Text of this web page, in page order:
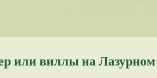
виллы на Лазурном